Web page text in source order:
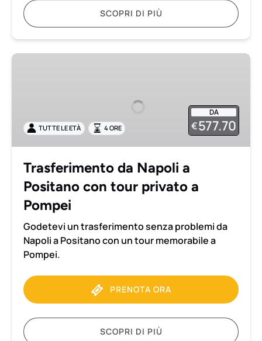
SCOPRI DI PIÙ
Trasferimento
con
tour
Pompei
DA
€577.70
TUTTE LE ETÀ 4 ORE
Trasferimento da Napoli a
Positano con tour privato a
Pompei
Godetevi un trasferimento senza problemi da
Napoli a Positano con un tour memorabile a
Pompei.
PRENOTA ORA
SCOPRI DI PIÙ